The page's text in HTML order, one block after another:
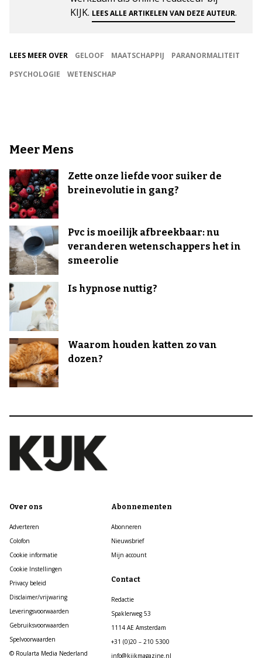
KIJK. LEES ALLE ARTIKELEN VAN DEZE AUTEUR.
LEES MEER OVER GELOOF MAATSCHAPPIJ
PARANORMALITEIT
PSYCHOLOGIE
WETENSCHAP
Meer Mens
Zette onze liefde voor suiker de
breinevolutie in gang?
Pvc is moeilijk afbreekbaar: nu
veranderen wetenschappers het in
smeerolie
Is hypnose nuttig?
Waarom houden katten zo van
dozen?
Over ons
Adverteren
Colofon
Cookie informatie
Cookie Instellingen
Privacy beleid
Disclaimer/vrijwaring
Leveringsvoorwaarden
Gebruiksvoorwaarden
Spelvoorwaarden
© Roularta Media Nederland
Abonnementen
Abonneren
Nieuwsbrief
Mijn account
Contact
Redactie
Spaklerweg 53
1114 AE Amsterdam
+31 (0)20 – 210 5300
info@kijkmagazine.nl